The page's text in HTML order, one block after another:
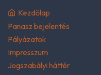
Kezdőlap
Panasz bejelentés
Pályázatok
Impresszum
Jogszabályi háttér